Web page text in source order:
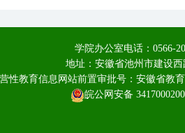
学院办公室电话：0566-
地址：安徽省池州市建设
性教育信息网站前置审批号：安徽省教
皖公网安备